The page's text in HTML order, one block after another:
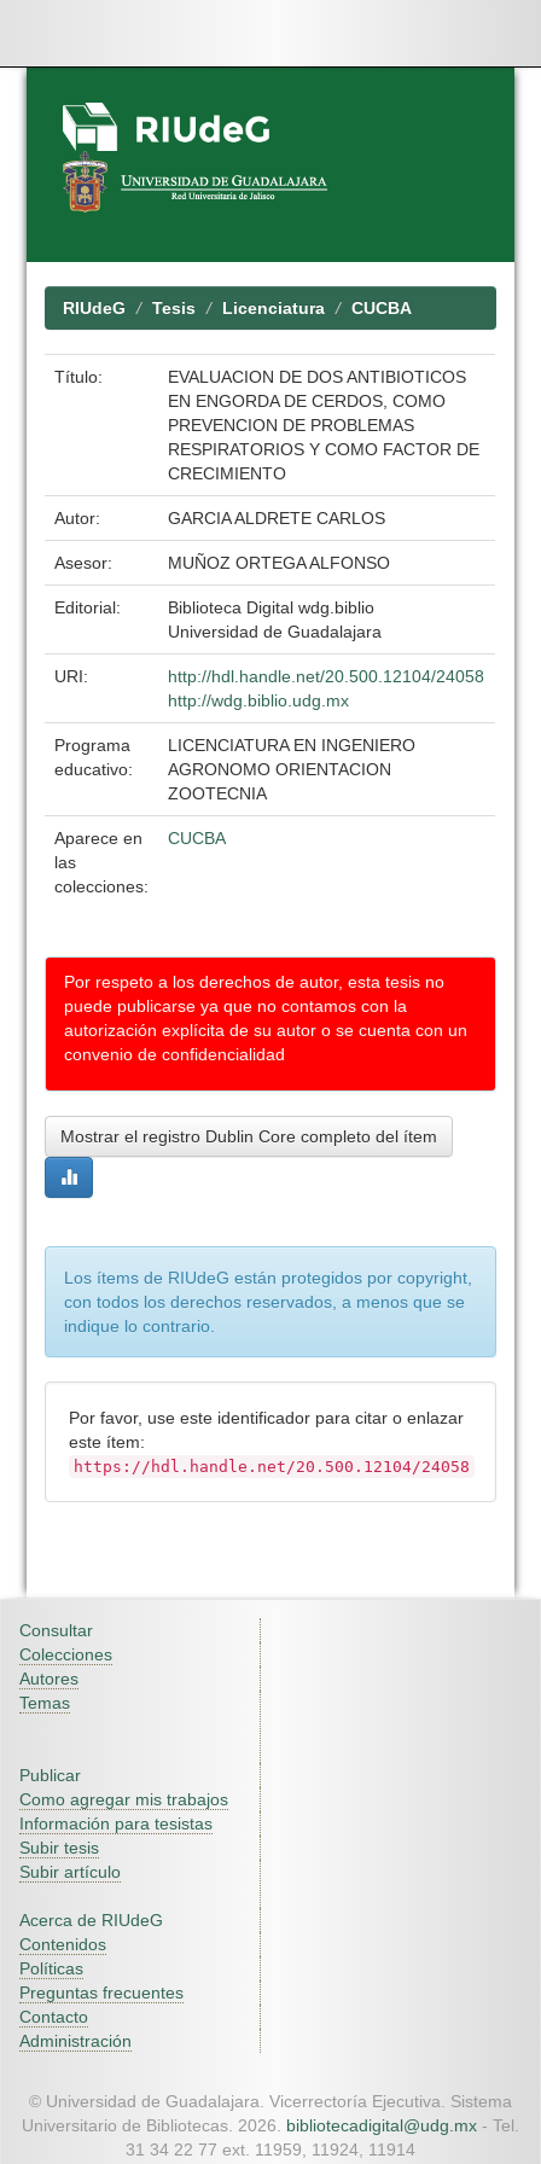
Skip
navigation
RIUdeG Tesis Licenciatura CUCBA
Título:
EVALUACION DE DOS ANTIBIOTICOS
EN ENGORDA DE CERDOS, COMO
PREVENCION DE PROBLEMAS
RESPIRATORIOS Y COMO FACTOR DE
CRECIMIENTO
Autor: GARCIA ALDRETE CARLOS
Asesor: MUÑOZ ORTEGA ALFONSO
Editorial:
Biblioteca Digital wdg.biblio
Universidad de Guadalajara
URI:
http://hdl.handle.net/20.500.12104/24058
http://wdg.biblio.udg.mx
Programa
educativo:
LICENCIATURA EN INGENIERO
AGRONOMO ORIENTACION
ZOOTECNIA
Aparece en
las
colecciones:
CUCBA
Por respeto a los derechos de autor, esta tesis no
puede publicarse ya que no contamos con la
autorización explícita de su autor o se cuenta con un
convenio de confidencialidad
Mostrar el registro Dublin Core completo del ítem
Los ítems de RIUdeG están protegidos por copyright,
con todos los derechos reservados, a menos que se
indique lo contrario.
Por favor, use este identificador para citar o enlazar
este ítem:
https://hdl.handle.net/20.500.12104/24058
Consultar
Colecciones
Autores
Temas
Publicar
Como agregar mis trabajos
Información para tesistas
Subir tesis
Subir artículo
Acerca de RIUdeG
Contenidos
Políticas
Preguntas frecuentes
Contacto
Administración
© Universidad de Guadalajara. Vicerrectoría Ejecutiva. Sistema
Universitario de Bibliotecas. 2026. bibliotecadigital@udg.mx - Tel.
31 34 22 77 ext. 11959, 11924, 11914